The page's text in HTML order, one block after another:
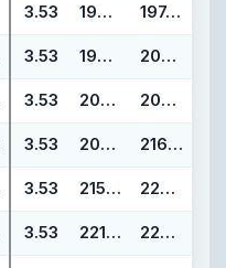
3.53 190.09 197.15
3.53 196.44 203.50
3.53 202.79 209.85
3.53 209.14 216.20
3.53 215.49 222.55
3.53 221.84 228.90